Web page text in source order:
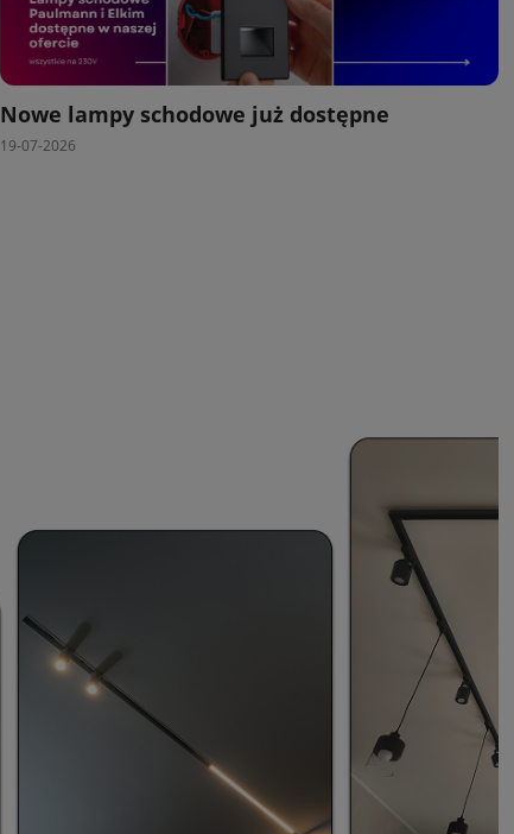
Nowe lampy schodowe już dostępne
19-07-2026